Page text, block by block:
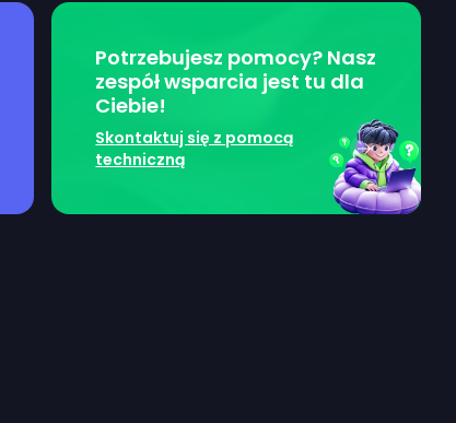
Potrzebujesz pomocy? Nasz
zespół wsparcia jest tu dla
Ciebie!
Skontaktuj się z pomocą
techniczną